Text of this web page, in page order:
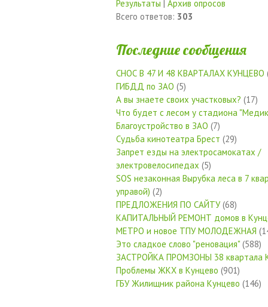
Результаты | Архив опросов
Всего ответов: 303
Последние сообщения
СНОС В 47 И 48 КВАРТАЛАХ КУНЦЕВО
ГИБДД по ЗАО (5)
А вы знаете своих участковых? (17)
Что будет с лесом у стадиона
Благоустройство в ЗАО (7)
Судьба кинотеатра Брест (29)
Запрет езды на электросамокатах /
электровелосипедах (5)
SOS незаконная Вырубка леса в 7
управой) (2)
ПРЕДЛОЖЕНИЯ ПО САЙТУ(68)
КАПИТАЛЬНЫЙ РЕМОНТ домов в
МЕТРО и новое ТПУ МОЛОДЕЖНАЯ
Это сладкое слово "реновация" (588)
ЗАСТРОЙКА ПРОМЗОНЫ 38 квартала
Проблемы ЖКХ в Кунцево (901)
ГБУ Жилищник района Кунцево (146)